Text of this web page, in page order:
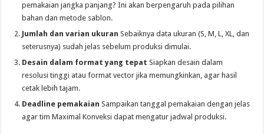
pemakaian jangka panjang? Ini akan berpengaruh pada pilihan
bahan dan metode sablon.
Jumlah dan varian ukuran Sebaiknya data ukuran (S, M, L, XL, dan
seterusnya) sudah jelas sebelum produksi dimulai.
Desain dalam format yang tepat Siapkan desain dalam
resolusi tinggi atau format vector jika memungkinkan, agar hasil
cetak lebih tajam.
Deadline pemakaian Sampaikan tanggal pemakaian dengan jelas
agar tim Maximal Konveksi dapat mengatur jadwal produksi.